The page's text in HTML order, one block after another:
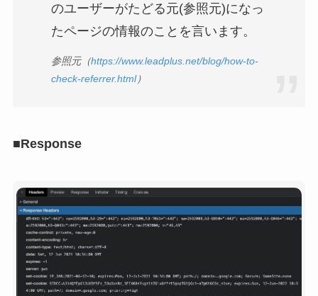
のユーザーがたどる元(参照元)になっ
たページの情報のことを言います。
参照元（https://www.leadplus.net/blog/how-to-
check-referrer.html）
■Response